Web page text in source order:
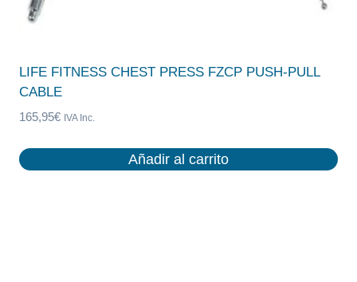
LIFE FITNESS CHEST PRESS FZCP PUSH-PULL
CABLE
165,95€ IVA Inc.
Añadir al carrito